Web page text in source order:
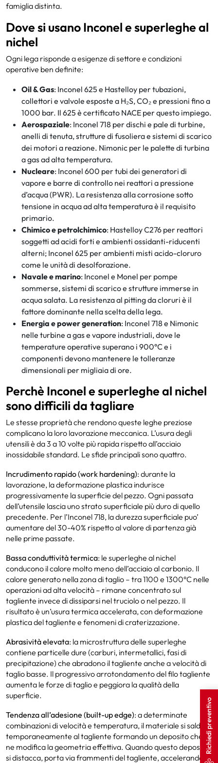
Richiedi preventivo
famiglia distinta.
Dove si usano Inconel e superleghe al
nichel
Ogni lega risponde a esigenze di settore e condizioni
operative ben definite:
Oil & Gas: Inconel 625 e Hastelloy per tubazioni,
collettori e valvole esposte a H₂S, CO₂ e pressioni fino a
1000 bar. Il 625 è certificato NACE per questo impiego.
Aerospaziale: Inconel 718 per dischi e pale di turbine,
anelli di tenuta, strutture di fusoliera e sistemi di scarico
dei motori a reazione. Nimonic per le palette di turbina
a gas ad alta temperatura.
Nucleare: Inconel 600 per tubi dei generatori di
vapore e barre di controllo nei reattori a pressione
d’acqua (PWR). La resistenza alla corrosione sotto
tensione in acqua ad alta temperatura è il requisito
primario.
Chimico e petrolchimico: Hastelloy C276 per reattori
soggetti ad acidi forti e ambienti ossidanti-riducenti
alterni; Inconel 625 per ambienti misti acido-cloruro
come le unità di desolforazione.
Navale e marino: Inconel e Monel per pompe
sommerse, sistemi di scarico e strutture immerse in
acqua salata. La resistenza al pitting da cloruri è il
fattore dominante nella scelta della lega.
Energia e power generation: Inconel 718 e Nimonic
nelle turbine a gas e vapore industriali, dove le
temperature operative superano i 900°C e i
componenti devono mantenere le tolleranze
dimensionali per migliaia di ore.
Perchè Inconel e superleghe al nichel
sono difficili da tagliare
Le stesse proprietà che rendono queste leghe preziose
complicano la loro lavorazione meccanica. L’usura degli
utensili è da 3 a 10 volte più rapida rispetto all’acciaio
inossidabile standard. Le sfide principali sono quattro.
Incrudimento rapido (work hardening): durante la
lavorazione, la deformazione plastica indurisce
progressivamente la superficie del pezzo. Ogni passata
dell’utensile lascia uno strato superficiale più duro di quello
precedente. Per l’Inconel 718, la durezza superficiale puo’
aumentare del 30-40% rispetto al valore di partenza già
nelle prime passate.
Bassa conduttività termica: le superleghe al nichel
conducono il calore molto meno dell’acciaio al carbonio. Il
calore generato nella zona di taglio – tra 1100 e 1300°C nelle
operazioni ad alta velocità – rimane concentrato sul
tagliente invece di dissiparsi nel truciolo o nel pezzo. Il
risultato è un’usura termica accelerata, con deformazione
plastica del tagliente e fenomeni di craterizzazione.
Abrasività elevata: la microstruttura delle superleghe
contiene particelle dure (carburi, intermetallici, fasi di
precipitazione) che abradono il tagliente anche a velocità di
taglio basse. Il progressivo arrotondamento del filo tagliente
aumenta le forze di taglio e peggiora la qualità della
superficie.
Tendenza all’adesione (built-up edge): a determinate
combinazioni di velocità e temperatura, il materiale si salda
temporaneamente al tagliente formando un deposito che
ne modifica la geometria effettiva. Quando questo deposito
si distacca, porta via frammenti del tagliente, accelerando il